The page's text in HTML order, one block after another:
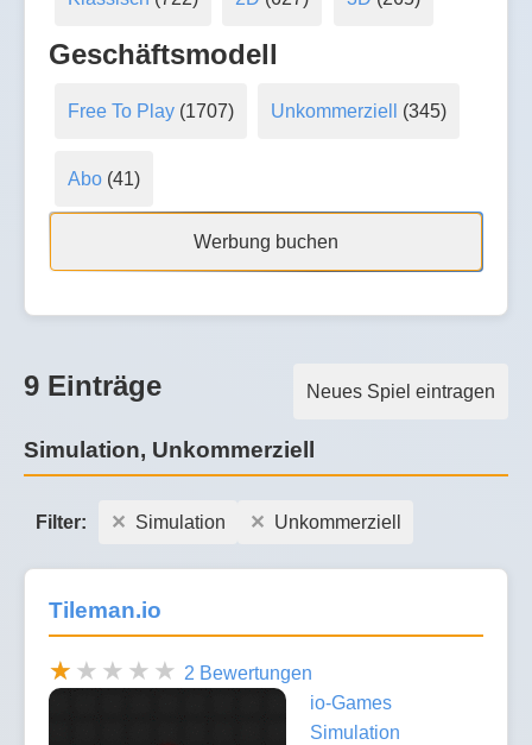
Geschäftsmodell
Free To Play(1707) Unkommerziell (345)
Abo(41)
Werbung buchen
Neues Spiel eintragen
9 Einträge
Simulation, Unkommerziell
Filter: Simulation Unkommerziell
Tileman.io
2 Bewertungen
io-Games
Simulation